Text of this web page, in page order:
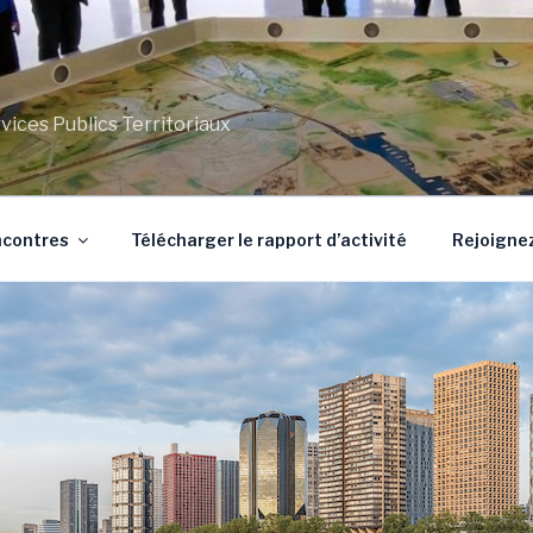
Publics Territoriaux
Télécharger le rapport d’activité